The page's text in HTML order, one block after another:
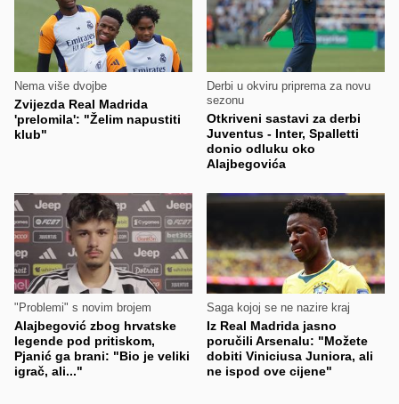
Nema više dvojbe
Zvijezda Real Madrida
'prelomila': "Želim napustiti
klub"
Derbi u okviru priprema za novu
sezonu
Otkriveni sastavi za derbi
Juventus - Inter, Spalletti
donio odluku oko
Alajbegovića
"Problemi" s novim brojem
Alajbegović zbog hrvatske
legende pod pritiskom,
Pjanić ga brani: "Bio je veliki
igrač, ali..."
Saga kojoj se ne nazire kraj
Iz Real Madrida jasno
poručili Arsenalu: "Možete
dobiti Viniciusa Juniora, ali
ne ispod ove cijene"